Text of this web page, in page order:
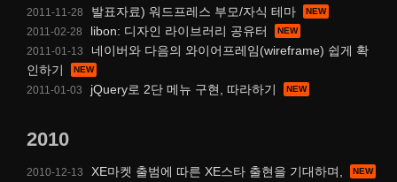
2011-11-28 발표자료) 워드프레스 부모/자식 테마
2011-02-28 libon: 디자인 라이브러리 공유터
2011-01-13
네이버와 다음의 와이어프레임(wireframe) 쉽게 확
인하기
2011-01-03 jQuery로 2단 메뉴 구현, 따라하기
2010
2010-12-13 XE마켓 출범에 따른 XE스타 출현을 기대하며,